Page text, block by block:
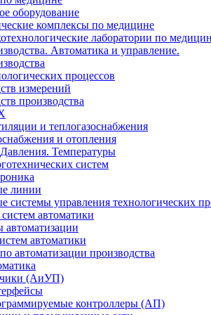
оборудование
комплексы по медицине
лаборатории по
Автоматика и управление.
процессов
измерений
производства
и теплогазоснабжения
и отопления
Температуры
систем
линии
системы управления технологических
автоматики
автоматизации
автоматики
автоматизации производства
(АиУП)
контроллеры (АП)